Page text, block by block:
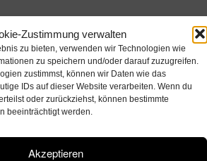
Zustimmung verwalten
zu bieten, verwenden wir Technologien wie
zu speichern und/oder darauf zuzugreifen.
zustimmst, können wir Daten wie das
IDs auf dieser Website verarbeiten. Wenn du
oder zurückziehst, können bestimmte
beeinträchtigt werden.
Akzeptieren
Hoffmann
DEZEMBER 13, 2013 IN
DAS TEAM
SIZE:600 × 399.